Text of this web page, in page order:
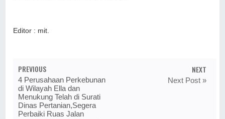
Editor : mit.
PREVIOUS
4 Perusahaan Perkebunan
di Wilayah Ella dan
Menukung Telah di Surati
Dinas Pertanian,Segera
Perbaiki Ruas Jalan
NEXT
Next Post »